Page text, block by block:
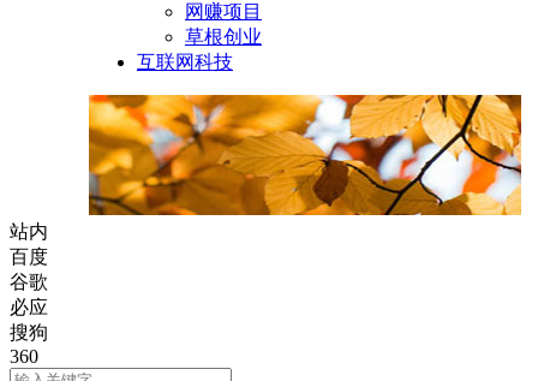
网赚项目
草根创业
互联网科技
站内
百度
谷歌
必应
搜狗
360